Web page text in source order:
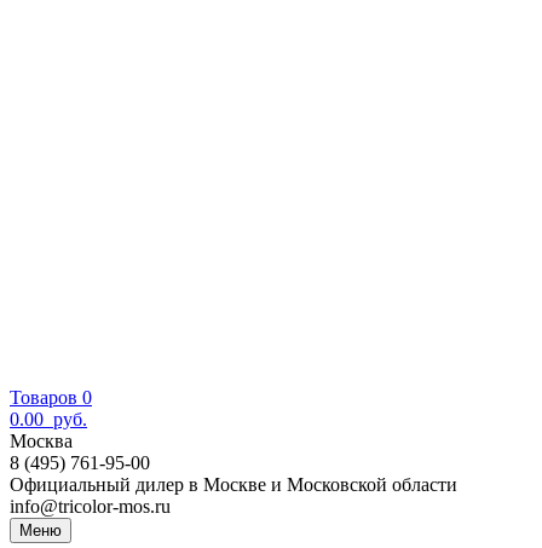
Товаров 0
0.00 руб.
Москва
8 (495) 761-95-00
Официальный дилер в Москве и Московской области
info@tricolor-mos.ru
Меню